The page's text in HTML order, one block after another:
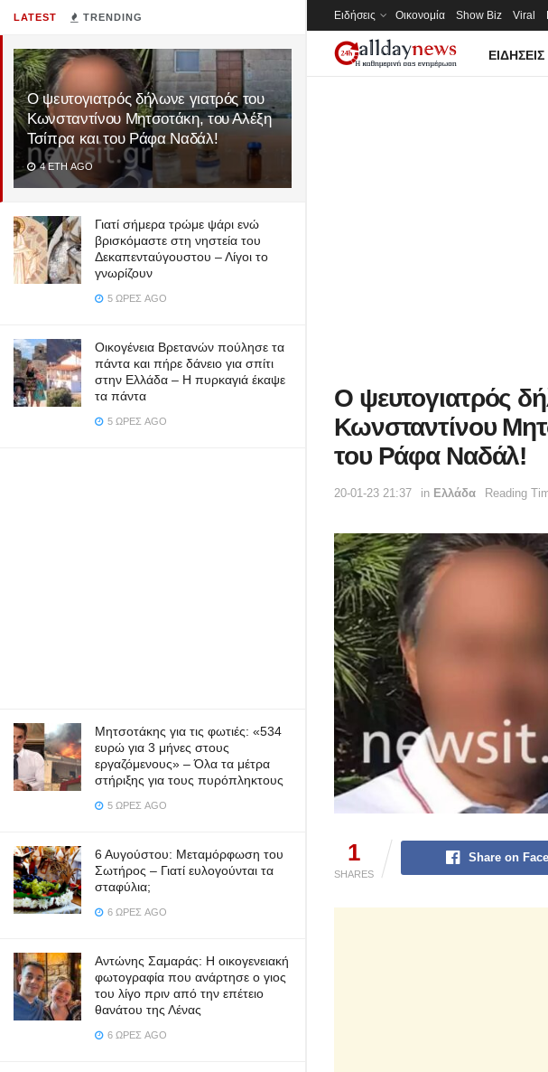
LATEST TRENDING
Ο ψευτογιατρός δήλωνε γιατρός του
Κωνσταντίνου Μητσοτάκη, του Αλέξη
Τσίπρα και του Ράφα Ναδάλ!
4 ΈΤΗ AGO
Γιατί σήμερα τρώμε ψάρι ενώ
βρισκόμαστε στη νηστεία του
Δεκαπενταύγουστου – Λίγοι το
γνωρίζουν
5 ΏΡΕΣ AGO
Οικογένεια Βρετανών πούλησε τα
πάντα και πήρε δάνειο για σπίτι
στην Ελλάδα – Η πυρκαγιά έκαψε
τα πάντα
5 ΏΡΕΣ AGO
Μητσοτάκης για τις φωτιές: «534
ευρώ για 3 μήνες στους
εργαζόμενους» – Όλα τα μέτρα
στήριξης για τους πυρόπληκτους
5 ΏΡΕΣ AGO
6 Αυγούστου: Μεταμόρφωση του
Σωτήρος – Γιατί ευλογούνται τα
σταφύλια;
6 ΏΡΕΣ AGO
Αντώνης Σαμαράς: Η οικογενειακή
φωτογραφία που ανάρτησε ο γιος
του λίγο πριν από την επέτειο
θανάτου της Λένας
6 ΏΡΕΣ AGO
Ειδήσεις Οικονομία Show Biz Viral
ΕΙΔΉΣΕΙΣ
Ο ψευτογιατρός
Κωνσταντίνου
του Ράφα Ναδάλ!
20-01-23 21:37 in Ελλάδα Reading
1
SHARES
Share on